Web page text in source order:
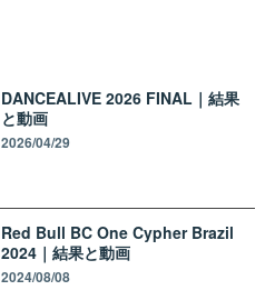
DANCEALIVE 2026 FINAL｜結果
と動画
2026/04/29
Red Bull BC One Cypher Brazil
2024｜結果と動画
2024/08/08